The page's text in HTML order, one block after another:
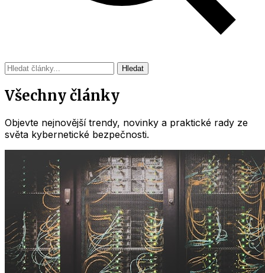
Hledat
Všechny články
Objevte nejnovější trendy, novinky a praktické rady ze
světa kybernetické bezpečnosti.